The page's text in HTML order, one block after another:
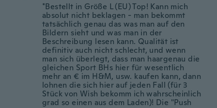
*Bestellt in Größe L (EU) Top! Kann mich
absolut nicht beklagen - man bekommt
tatsächlich genau das was man auf den
Bildern sieht und was man in der
Beschreibung lesen kann. Qualität ist
definitiv auch nicht schlecht, und wenn
man sich überlegt, dass man haargenau die
gleichen Sport BHs hier für wesentlich
mehr an € im H&M, usw. kaufen kann, dann
lohnen die sich hier auf jeden Fall (für 3
Stück von Wish bekomm ich wahrscheinlich
grad so einen aus dem Laden)! Die "Push